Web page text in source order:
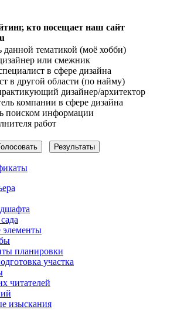
кто посещает наш сайт
данной тематикой (моё хобби)
или смежник
в сфере дизайна
в другой области (по найму)
дизайнер/архитектор
компании в сфере дизайна
поиском информации
работ
элементы
планировки
участка
читателей
изыскания